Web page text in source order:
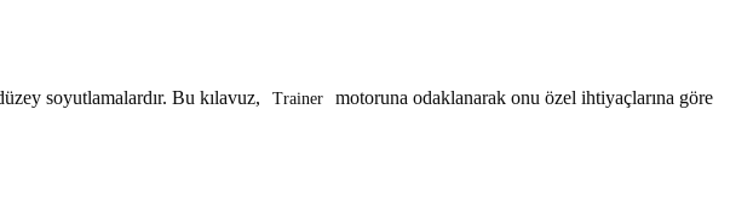
soyutlamalardır. Bu kılavuz, Trainer
motoruna odaklanarak onu özel ihtiyaçlarına göre